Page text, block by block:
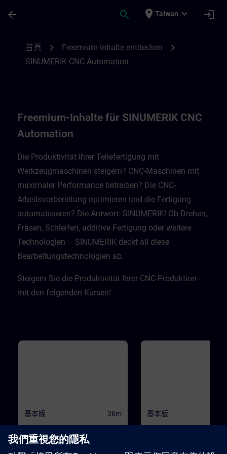
arrow_back search place Taiwan expand_more login
首頁 chevron_right Freemium-Inhalte entdecken chevron_right
SINUMERIK CNC Automation
Freemium-Inhalte für SINUMERIK CNC
Automation
Die Produktivität Ihrer Teilefertigung mit
Werkzeugmaschinen steigern? CNC-Maschinen mit
maximaler Performance betreiben? Die CNC-
Arbeitsvorbereitung optimieren und die Fertigung
automatisieren? Die Antwort: SINUMERIK! Ob Drehen,
Fräsen, Schleifen, additive Fertigung oder weitere
Technologien – SINUMERIK deckt all diese
Bearbeitungstechnologien ab.​
Steigern Sie die Produktivität Ihrer CNC-Produktion
mit den folgenden Kursen!
基本版 36m
Principles of machining with
基本版